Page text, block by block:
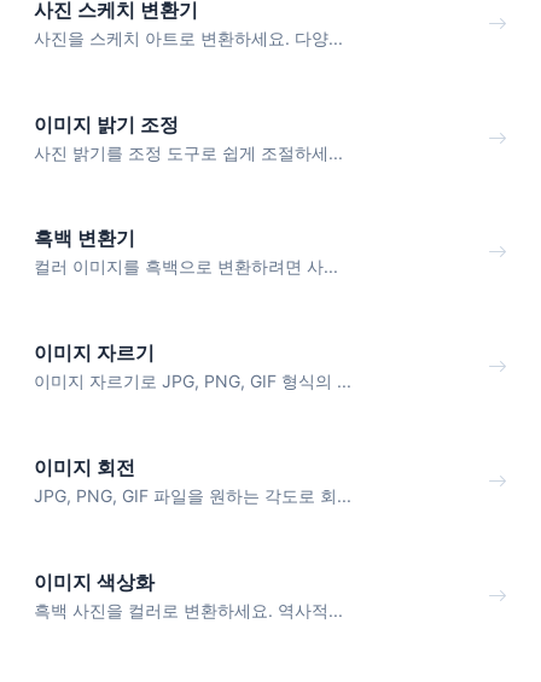
사진 스케치 변환기
사진을 스케치 아트로 변환하세요. 다양...
이미지 밝기 조정
사진 밝기를 조정 도구로 쉽게 조절하세...
흑백 변환기
컬러 이미지를 흑백으로 변환하려면 사...
이미지 자르기
이미지 자르기로 JPG, PNG, GIF 형식의 ...
이미지 회전
JPG, PNG, GIF 파일을 원하는 각도로 회...
이미지 색상화
흑백 사진을 컬러로 변환하세요. 역사적...